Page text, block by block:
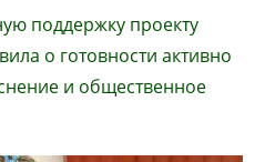
поддержку проекту
о готовности активно
и общественное